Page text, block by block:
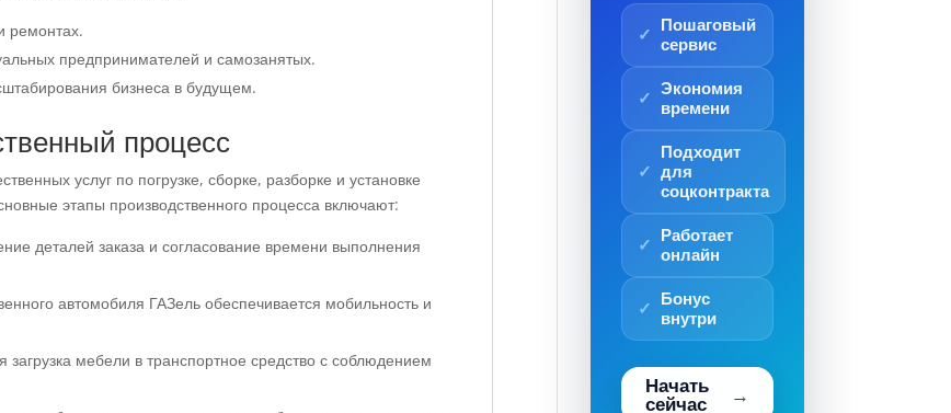
ремонтах.
предпринимателей и самозанятых.
бизнеса в будущем.
процесс
услуг по погрузке, сборке, разборке и установке
этапы производственного процесса включают:
деталей заказа и согласование времени выполнения
автомобиля ГАЗель обеспечивается мобильность и
загрузка мебели в транспортное средство с соблюдением
Пошаговый
сервис
Экономия
времени
Подходит
для
соцконтракта
Работает
онлайн
Бонус
внутри
Начать
сейчас